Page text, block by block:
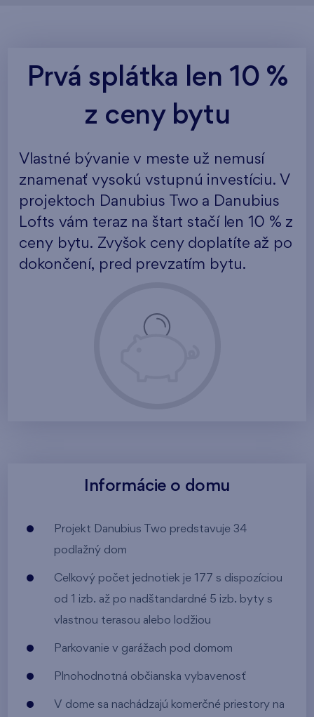
Prvá splátka len 10 %
z ceny bytu
Vlastné bývanie v meste už nemusí
znamenať vysokú vstupnú investíciu. V
projektoch Danubius Two a Danubius
Lofts vám teraz na štart stačí len 10 % z
ceny bytu. Zvyšok ceny doplatíte až po
dokončení, pred prevzatím bytu.
Informácie o domu
Projekt Danubius Two predstavuje 34
podlažný dom
Celkový počet jednotiek je 177 s dispozíciou
od 1 izb. až po nadštandardné 5 izb. byty s
vlastnou terasou alebo lodžiou
Parkovanie v garážach pod domom
Plnohodnotná občianska vybavenosť
V dome sa nachádzajú komerčné priestory na